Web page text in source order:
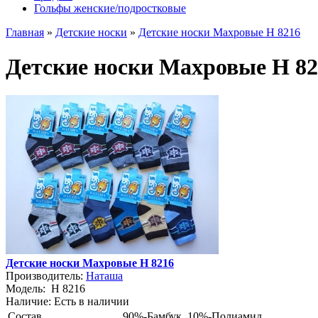
Гольфы женские/подростковые
Главная » Детские носки » Детские носки Махровые Н 8216
Детские носки Махровые Н
Детские носки Махровые Н 8216
Производитель: Наташа
Модель: Н 8216
Наличие: Есть в наличии